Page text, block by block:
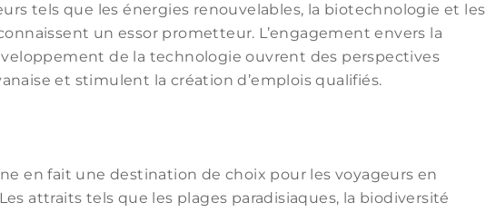
tels que les énergies renouvelables, la biotechnologie et les
un essor prometteur. L’engagement envers la
de la technologie ouvrent des perspectives
et stimulent la création d’emplois qualifiés.
en fait une destination de choix pour les voyageurs en
attraits tels que les plages paradisiaques, la biodiversité